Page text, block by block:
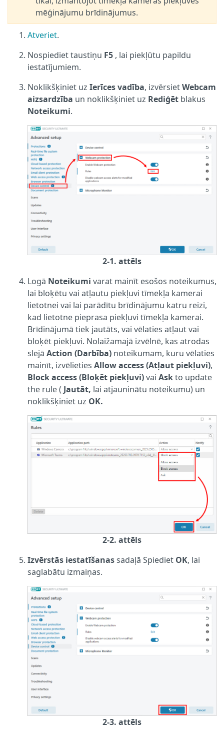
mēģinājumu brīdinājumus.
Atveriet.
Nospiediet taustiņu F5 , lai piekļūtu papildu
iestatījumiem.
Noklikšķiniet uz Ierīces vadība, izvērsietWebcam
aizsardzība un noklikšķiniet uz Rediģēt blakus
Noteikumi.
2-1. attēls
Logā Noteikumi varat mainīt esošos noteikumus,
lai bloķētu vai atļautu piekļuvi tīmekļa kamerai
lietotnei vai lai parādītu brīdinājumu katru reizi,
kad lietotne pieprasa piekļuvi tīmekļa kamerai.
Brīdinājumā tiek jautāts, vai vēlaties atļaut vai
bloķēt piekļuvi. Nolaižamajā izvēlnē, kas atrodas
slejā Action (Darbība) noteikumam, kuru vēlaties
mainīt, izvēlieties Allow access (Atļaut piekļuvi),
Block access (Bloķēt piekļuvi)vai Askto update
the rule ( Jautāt, lai atjauninātu noteikumu) un
noklikšķiniet uz OK.
2-2. attēls
Izvērstās iestatīšanassadaļā Spiediet OK, lai
saglabātu izmaiņas.
2-3. attēls